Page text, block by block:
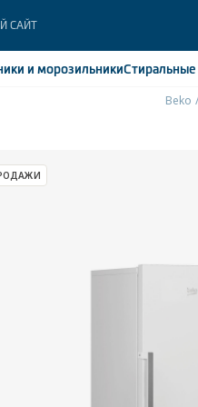
САЙТ
и морозильникиСтиральные
машины
Beko